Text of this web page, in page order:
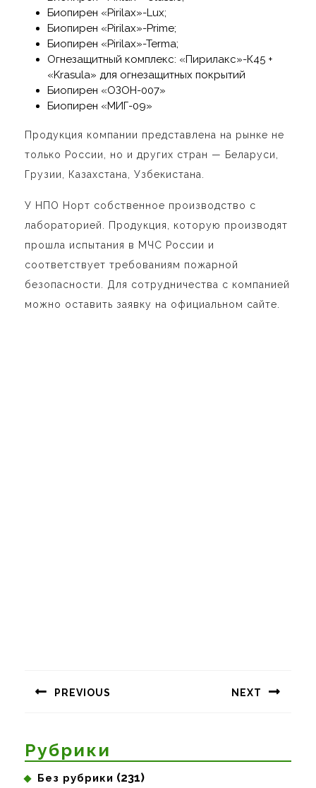
Биопирен «Pirilax»-Lux;
Биопирен «Pirilax»-Prime;
Биопирен «Pirilax»-Terma;
Огнезащитный комплекс: «Пирилакс»-К45 +
«Krasula» для огнезащитных покрытий
Биопирен «ОЗОН-007»
Биопирен «МИГ-09»
Продукция компании представлена на рынке не
только России, но и других стран — Беларуси,
Грузии, Казахстана, Узбекистана.
У НПО Норт собственное производство с
лабораторией. Продукция, которую производят
прошла испытания в МЧС России и
соответствует требованиям пожарной
безопасности. Для сотрудничества с компанией
можно оставить заявку на официальном сайте.
записям
PREVIOUS NEXT
Рубрики
Без рубрики (231)